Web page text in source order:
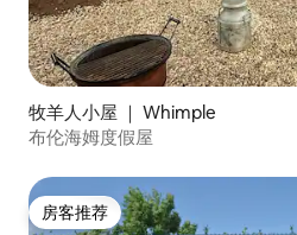
牧羊人小屋 ｜ Whimple
布伦海姆度假屋
房客推荐
房客推荐